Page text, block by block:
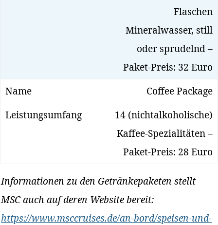
Flaschen
Mineralwasser, still
oder sprudelnd –
Paket-Preis: 32 Euro
Coffee Package
14 (nichtalkoholische)
Kaffee-Spezialitäten –
Paket-Preis: 28 Euro
Informationen zu den Getränkepaketen stellt
MSC auch auf deren Website bereit:
https://www.msccruises.de/an-bord/speisen-und-